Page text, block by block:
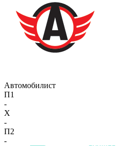
Автомобилист
П1
-
X
-
П2
-